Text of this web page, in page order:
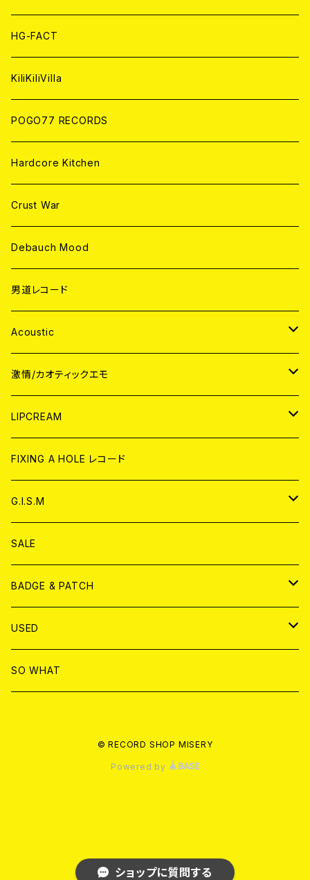
ショップに質問する
ANALOG
ANALOG
CD
ANALOG
HG-FACT
KiliKiliVilla
POGO77 RECORDS
Hardcore Kitchen
Crust War
Debauch Mood
男道レコード
Acoustic
JAPAN
CD
ANALOG
WORLD
CD
ANALOG
激情/カオティックエモ
JAPAN
CD
ANALOG
WORLD
CD
ANALOG
LIPCREAM
CD
アナログ
DVD
T-shirt & WEAR
FIXING A HOLE レコード
G.I.S.M
CD
ANALOG
T-SHIRT & WEAR
DVD
SALE
BADGE & PATCH
BADGE
PATCH
USED
書籍
SO WHAT
© RECORD SHOP MISERY
Powered by